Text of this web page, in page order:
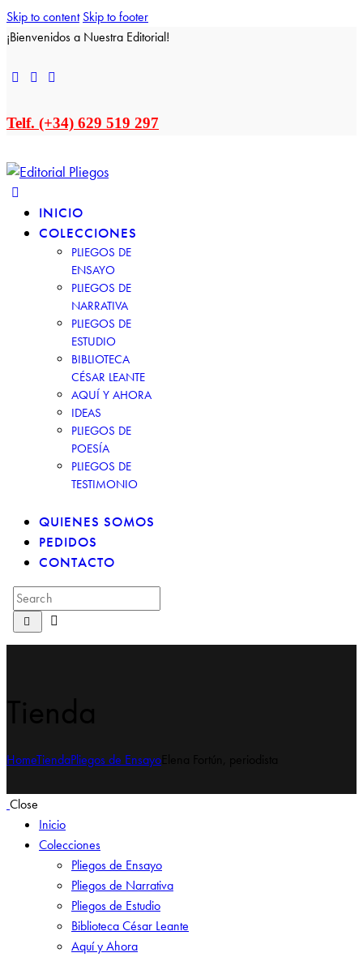
Skip to content Skip to footer
¡Bienvenidos a Nuestra Editorial!
Telf. (+34) 629 519 297
INICIO
COLECCIONES
PLIEGOS DE
ENSAYO
PLIEGOS DE
NARRATIVA
PLIEGOS DE
ESTUDIO
BIBLIOTECA
CÉSAR LEANTE
AQUÍ Y AHORA
IDEAS
PLIEGOS DE
POESÍA
PLIEGOS DE
TESTIMONIO
QUIENES SOMOS
PEDIDOS
CONTACTO
HomeTiendaPliegos de Ensayo
Close
Inicio
Colecciones
Pliegos de Ensayo
Pliegos de Narrativa
Pliegos de Estudio
Biblioteca César Leante
Aquí y Ahora